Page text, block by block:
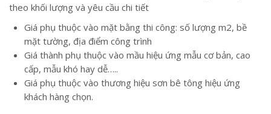
theo khối lượng và yêu cầu chi tiết
Giá phụ thuộc vào mặt bằng thi công: số lượng m2, bề
mặt tường, địa điểm công trình
Giá thành phụ thuộc vào mầu hiệu ứng mẫu cơ bản, cao
cấp, mẫu khó hay dễ…..
Giá phụ thuộc vào thương hiệu sơn bê tông hiệu ứng
khách hàng chọn.